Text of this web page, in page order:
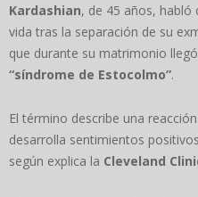
Kardashian, de 45 años, habló
vida tras la separación de su
que durante su matrimonio
“síndrome de Estocolmo”.
El término describe una
desarrolla sentimientos
según explica la Cleveland